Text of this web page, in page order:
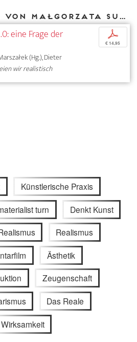
Weitere Texte von Małgorzata Sugiera bei DIAPHANES
eine Frage der
(Hg.), Dieter
wir realistisch
p
€ 14,95
Künstlerische Praxis
turn Denkt Kunst
Realismus
Ästhetik
Zeugenschaft
Das Reale
Wirksamkeit